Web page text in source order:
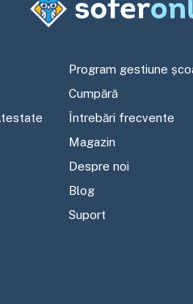
Program gestiune
Cumpără
Întrebări frecvente
Magazin
Despre noi
Blog
Suport